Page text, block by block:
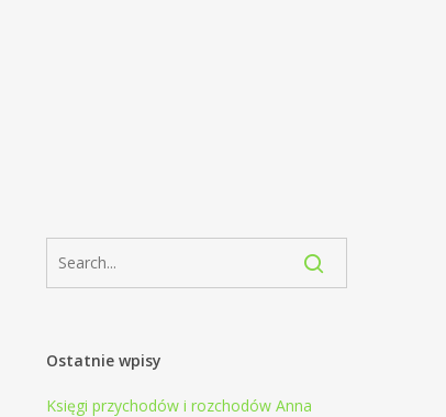
Ostatnie wpisy
Księgi przychodów i rozchodów Anna